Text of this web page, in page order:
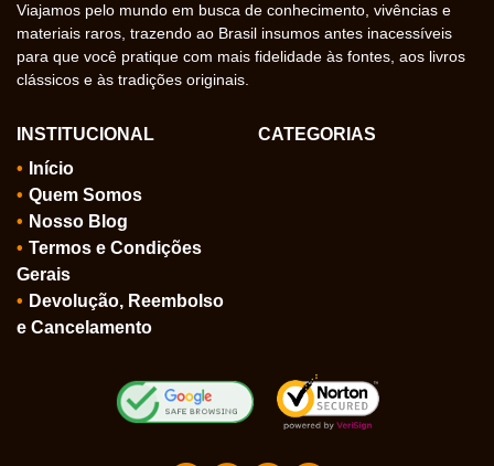
Viajamos pelo mundo em busca de conhecimento, vivências e
materiais raros, trazendo ao Brasil insumos antes inacessíveis
para que você pratique com mais fidelidade às fontes, aos livros
clássicos e às tradições originais.
INSTITUCIONAL
Início
Quem Somos
Nosso Blog
Termos e Condições
Gerais
Devolução, Reembolso
e Cancelamento
CATEGORIAS